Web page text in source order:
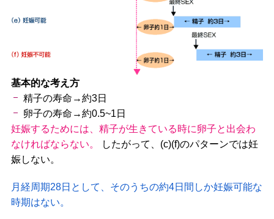
基本的な考え方
精子の寿命→約3日
卵子の寿命→約0.5~1日
妊娠するためには、精子が生きている時に卵子と出会わ
なければならない。
したがって、(c)(f)のパターンでは妊
娠しない。
月経周期28日として、そのうちの約4日間しか妊娠可能な
時期はない。